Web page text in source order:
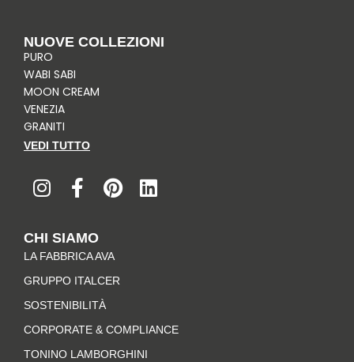
NUOVE COLLEZIONI
PURO
WABI SABI
MOON CREAM
VENEZIA
GRANITI
VEDI TUTTO
n
s
a
g
r
a
m
a
c
b
o
o
k
-
f
i
n
r
e
t
i
n
CHI SIAMO
LA FABBRICA AVA
GRUPPO ITALCER
SOSTENIBILITÀ
CORPORATE & COMPLIANCE
TONINO LAMBORGHINI